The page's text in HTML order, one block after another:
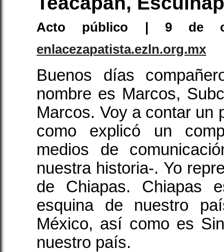
Acto público | 9 de
enlacezapatista.ezln.org.mx
Buenos días
nombre es Marcos,
Marcos. Voy a contar un
como explicó un
medios de
nuestra historia-. Yo
de Chiapas. Chiapas
esquina de nuestro
México, así como es
nuestro país.